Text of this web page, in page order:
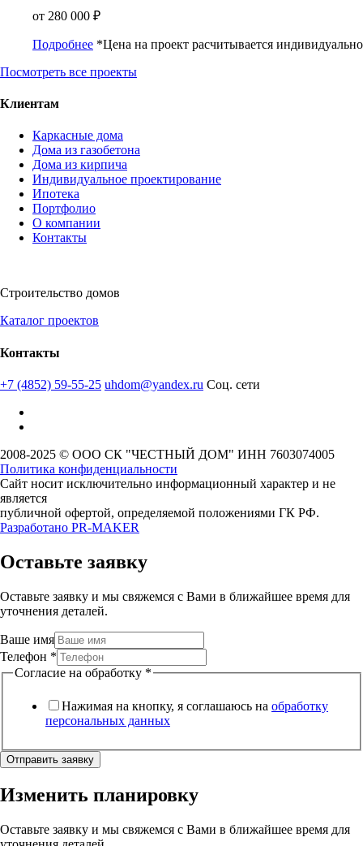
от 280 000 ₽
Подробнее *Цена на проект расчитывается индивидуально
Посмотреть все проекты
Клиентам
Каркасные дома
Дома из газобетона
Дома из кирпича
Индивидуальное проектирование
Ипотека
Портфолио
О компании
Контакты
Строительство домов
Каталог проектов
Контакты
+7 (4852) 59-55-25 uhdom@yandex.ru Соц. сети
2008-2025 © ООО СК "ЧЕСТНЫЙ ДОМ" ИНН 7603074005
Политика конфиденциальности
Сайт носит исключительно информационный характер и не
является
публичной офертой, определяемой положениями ГК РФ.
Разработано PR-MAKER
Оставьте заявку
Оставьте заявку и мы свяжемся с Вами в ближайшее время для
уточнения деталей.
Ваше имя
Телефон *
Согласие на обработку *
Нажимая на кнопку, я соглашаюсь на обработку
персональных данных
Отправить заявку
Изменить планировку
Оставьте заявку и мы свяжемся с Вами в ближайшее время для